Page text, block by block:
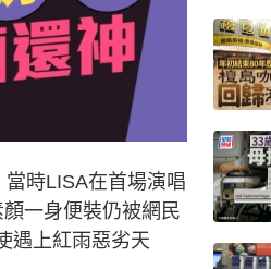
時LISA在首場演唱
一身便裝仍被網民
遇上紅雨惡劣天